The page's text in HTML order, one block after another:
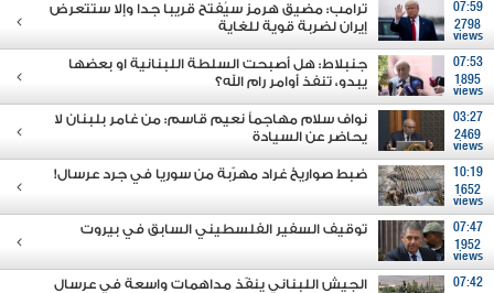
07:59
2798
views
ترامب: مضيق هرمز سيُفتح قريبا جدا وإلا ستتعرض
إيران لضربة قوية للغاية
07:53
1895
views
جنبلاط: هل أصبحت السلطة اللبنانية او بعضها
يبدو، تنفذ أوامر رام الله؟
03:27
2469
views
نواف سلام مهاجماً نعيم قاسم: من غامر بلبنان لا
يحاضر عن السيادة
10:19
1652
views
ضبط صواريخ غراد مهرّبة من سوريا في جرد عرسال!
07:47
1952
views
توقيف السفير الفلسطيني السابق في بيروت
07:42
الجيش اللبناني ينفّذ مداهمات واسعة في عرسال